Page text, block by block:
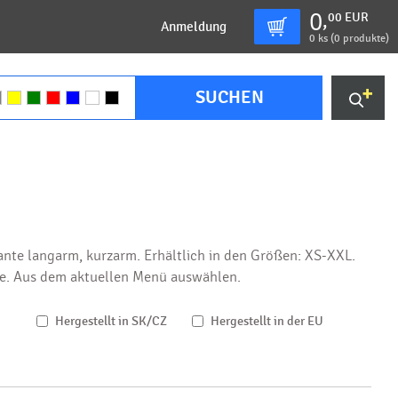
Anmeldung 0,00 EUR
0 ks (0 produkte)
SUCHEN
langarm, kurzarm. Erhältlich in den Größen: XS-XXL.
Aus dem aktuellen Menü auswählen.
Hergestellt in SK/CZ Hergestellt in der EU